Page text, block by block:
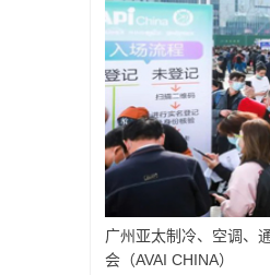
广州亚太制冷、空调、
会（AVAI CHINA）